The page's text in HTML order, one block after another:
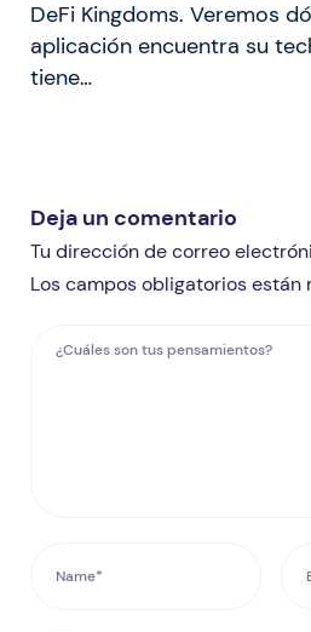
DeFi Kingdoms. Veremos
aplicación encuentra su
tiene…
Deja un comentario
Tu dirección de correo
Los campos obligatorios están